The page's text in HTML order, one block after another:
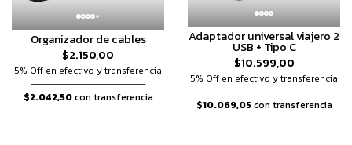
Organizador de cables
$2.150,00
5% Off en efectivo y transferencia
$2.042,50con transferencia
Adaptador universal viajero 2
USB + Tipo C
$10.599,00
5% Off en efectivo y transferencia
$10.069,05con transferencia